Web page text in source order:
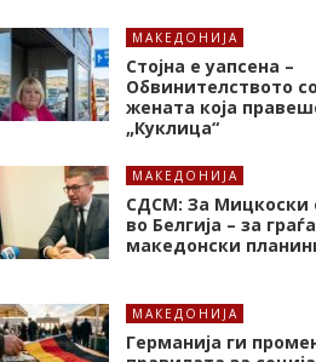
МАКЕДОНИЈА
Стојна е уапсена –
Обвинителството
жената која
„Куклица“
МАКЕДОНИЈА
СДСМ: За Мицкоски
во Белгија – за
македонски
МАКЕДОНИЈА
Германија ги